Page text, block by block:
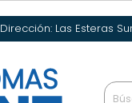
Dirección: Las Esteras